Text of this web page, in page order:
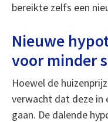
bereikte zelfs een
Nieuwe
voor minder
Hoewel de
verwacht dat deze
gaan. De dalende